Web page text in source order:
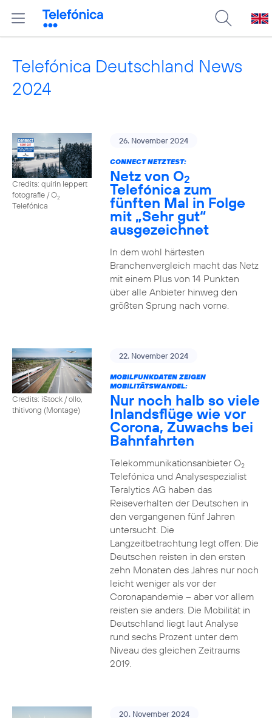
Telefónica Deutschland News
2024
Credits: quirin leppert
fotografie / O2
Telefónica
26. November 2024
CONNECT NETZTEST:
Netz von O2
Telefónica zum
fünften Mal in Folge
mit „Sehr gut“
ausgezeichnet
In dem wohl härtesten
Branchenvergleich macht das Netz
mit einem Plus von 14 Punkten
über alle Anbieter hinweg den
größten Sprung nach vorne.
Credits: iStock / ollo,
thitivong (Montage)
22. November 2024
MOBILFUNKDATEN ZEIGEN
MOBILITÄTSWANDEL:
Nur noch halb so viele
Inlandsflüge wie vor
Corona, Zuwachs bei
Bahnfahrten
Telekommunikationsanbieter O2
Telefónica und Analysespezialist
Teralytics AG haben das
Reiseverhalten der Deutschen in
den vergangenen fünf Jahren
untersucht. Die
Langzeitbetrachtung legt offen: Die
Deutschen reisten in den ersten
zehn Monaten des Jahres nur noch
leicht weniger als vor der
Coronapandemie – aber vor allem
reisten sie anders. Die Mobilität in
Deutschland liegt laut Analyse
rund sechs Prozent unter dem
Niveau des gleichen Zeitraums
2019.
20. November 2024